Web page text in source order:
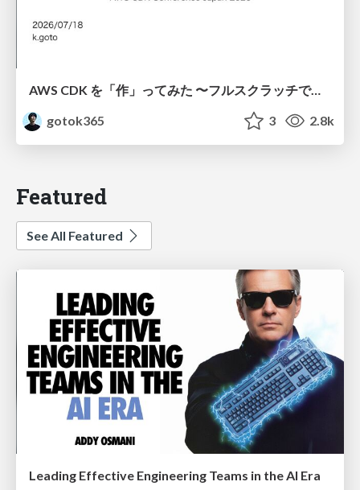
AWS CDK を「作」ってみた 〜フルスクラッチで見えた CDK の裏側〜 / aws-cdk-from-scratch
gotok365
3 2.8k
Featured
See All Featured
Leading Effective Engineering Teams in the AI Era